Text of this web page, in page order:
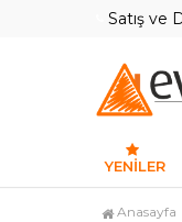
Satış ve
YENILER
Anasayfa